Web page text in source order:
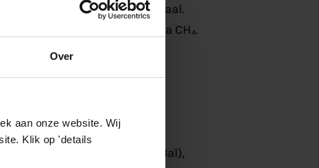
Over
aan onze website. Wij
Klik op 'details
en benut reststromen optimaal.
CO₂-conversie naar extra CH₄.
activiteiten leefomgeving (Bal),